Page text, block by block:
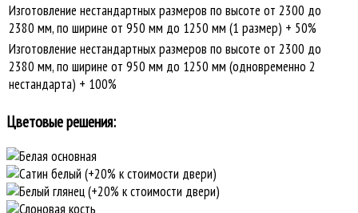
Изготовление нестандартных размеров по высоте от 2300 до
2380 мм, по ширине от 950 мм до 1250 мм (1 размер) + 50%
Изготовление нестандартных размеров по высоте от 2300 до
2380 мм, по ширине от 950 мм до 1250 мм (одновременно 2
нестандарта) + 100%
Цветовые решения: